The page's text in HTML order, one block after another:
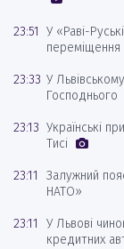
23:51 У «Раві-
переміщення
23:33 У
Господнього
23:13 Українські
Тисі
23:11
Залужний
НАТО»
23:11
У Львові
кредитних